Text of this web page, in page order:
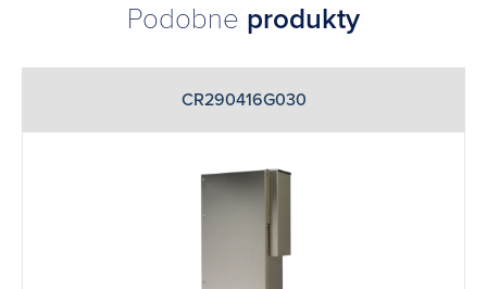
Podobne produkty
CR290416G030